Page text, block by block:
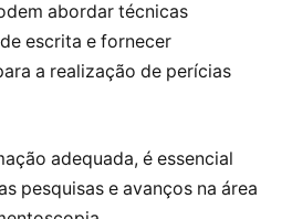
abordar técnicas
escrita e fornecer
a realização de perícias
adequada, é essencial
pesquisas e avanços na área